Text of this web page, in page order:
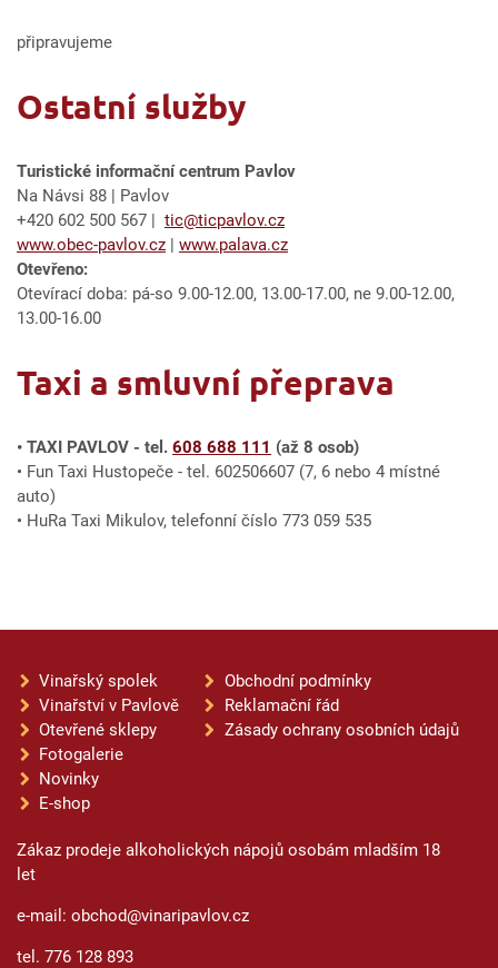
připravujeme
Ostatní služby
Turistické informační centrum Pavlov
Na Návsi 88 | Pavlov
+420 602 500 567 | tic@ticpavlov.cz
www.obec-pavlov.cz | www.palava.cz
Otevřeno:
Otevírací doba: pá-so 9.00-12.00, 13.00-17.00, ne 9.00-12.00,
13.00-16.00
Taxi a smluvní přeprava
• TAXI PAVLOV - tel. 608 688 111 (až 8 osob)
• Fun Taxi Hustopeče - tel. 602506607 (7, 6 nebo 4 místné
auto)
• HuRa Taxi Mikulov, telefonní číslo 773 059 535
Vinařský spolek
Vinařství v Pavlově
Otevřené sklepy
Fotogalerie
Novinky
E-shop
Obchodní podmínky
Reklamační řád
Zásady ochrany osobních údajů
Zákaz prodeje alkoholických nápojů osobám mladším 18
let
e-mail: obchod@vinaripavlov.cz
tel. 776 128 893